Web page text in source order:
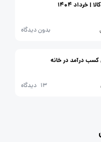
1404
بدون دیدگاه
13 دیدگاه